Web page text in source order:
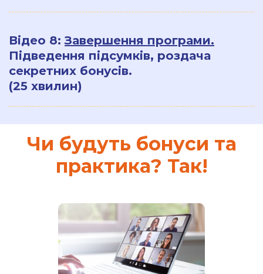
Відео 8:Завершення програми.
Підведення підсумків, роздача
секретних бонусів.
(25 хвилин)
Чи будуть бонуси та
практика? Так!